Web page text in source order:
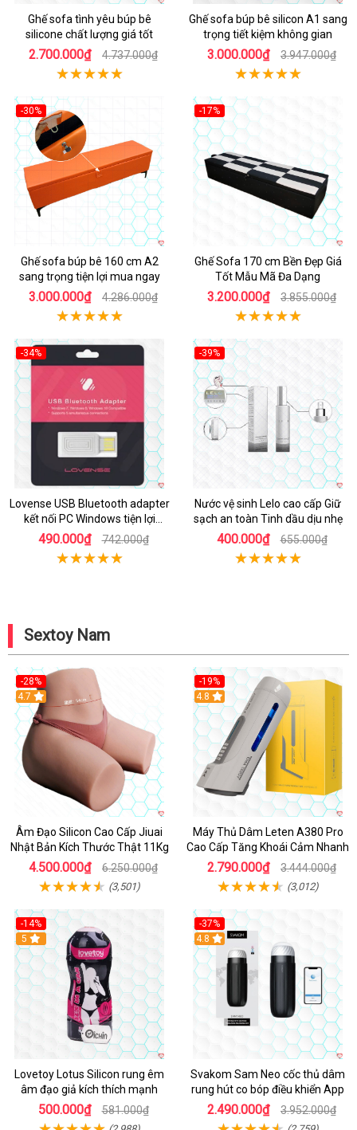
Ghế sofa tình yêu búp bê
silicone chất lượng giá tốt
2.700.000₫ 4.737.000₫
Ghế sofa búp bê silicon A1 sang
trọng tiết kiệm không gian
3.000.000₫ 3.947.000₫
-30%
Ghế sofa búp bê 160 cm A2
sang trọng tiện lợi mua ngay
3.000.000₫ 4.286.000₫
-17%
Ghế Sofa 170 cm Bền Đẹp Giá
Tốt Mẫu Mã Đa Dạng
3.200.000₫ 3.855.000₫
-34%
Hot
Lovense USB Bluetooth adapter
kết nối PC Windows tiện lợi
nhanh chóng
490.000₫ 742.000₫
-39%
Nước vệ sinh Lelo cao cấp Giữ
sạch an toàn Tinh dầu dịu nhẹ
400.000₫ 655.000₫
Sextoy Nam
-28%
4.7
Âm Đạo Silicon Cao Cấp Jiuai
Nhật Bản Kích Thước Thật 11Kg
4.500.000₫ 6.250.000₫
(3,501)
-19%
Hot
4.8
Máy Thủ Dâm Leten A380 Pro
Cao Cấp Tăng Khoái Cảm Nhanh
2.790.000₫ 3.444.000₫
(3,012)
-14%
Hot
5
Lovetoy Lotus Silicon rung êm
âm đạo giả kích thích mạnh
500.000₫ 581.000₫
-37%
4.8
Svakom Sam Neo cốc thủ dâm
rung hút co bóp điều khiển App
2.490.000₫ 3.952.000₫